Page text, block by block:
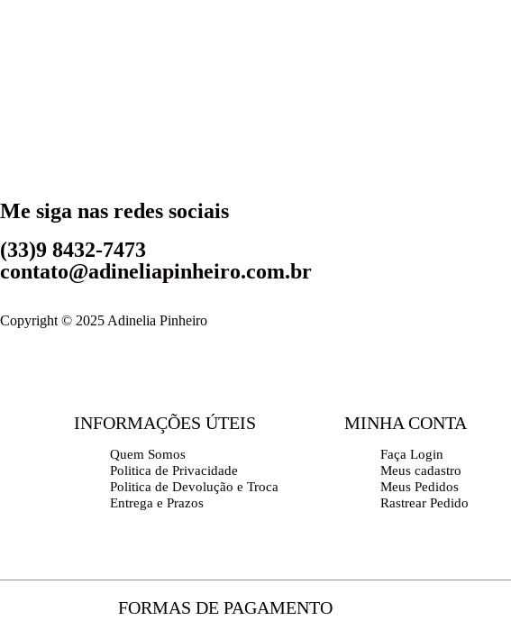
Me siga nas redes sociais
(33)9 8432-7473
contato@adineliapinheiro.com.br
Copyright © 2025 Adinelia Pinheiro
INFORMAÇÕES ÚTEIS
Quem Somos
Politica de Privacidade
Politica de Devolução e Troca
Entrega e Prazos
MINHA CONTA
Faça Login
Meus cadastro
Meus Pedidos
Rastrear Pedido
FORMAS DE PAGAMENTO